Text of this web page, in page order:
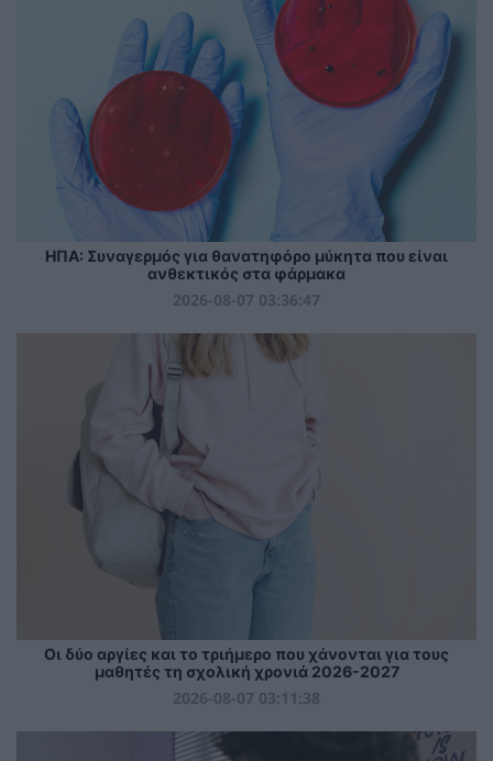
ΗΠΑ: Συναγερμός για θανατηφόρο μύκητα που είναι
ανθεκτικός στα φάρμακα
2026-08-07 03:36:47
Οι δύο αργίες και το τριήμερο που χάνονται για τους
μαθητές τη σχολική χρονιά 2026-2027
2026-08-07 03:11:38